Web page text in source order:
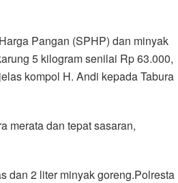
Pangan (SPHP) dan minyak
5 kilogram senilai Rp 63.000,
kompol H. Andi kepada Tabura
merata dan tepat sasaran,
dan 2 liter minyak goreng.Polresta